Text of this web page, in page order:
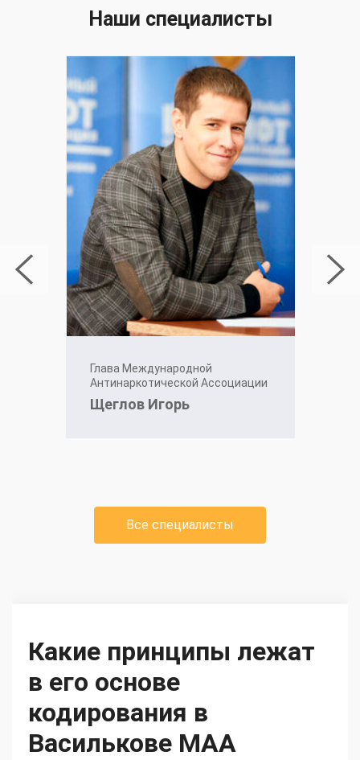
Наши специалисты
Глава Международной
Антинаркотической Ассоциации
Щеглов Игорь
Все специалисты
Какие принципы лежат
в его основе
кодирования в
Василькове МАА